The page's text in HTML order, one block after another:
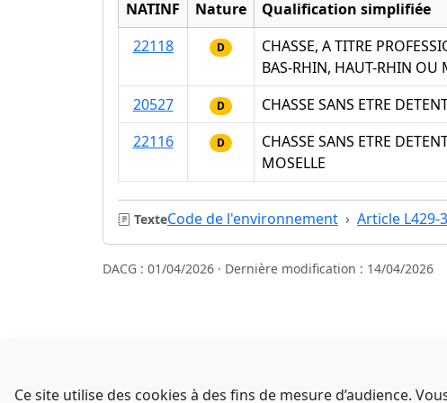
NATINF Nature
Qualification simplifiée
22118
D
CHASSE, A TITRE
BAS-RHIN, HAUT-RHIN OU
20527
D
CHASSE SANS ETRE
22116
D
CHASSE SANS ETRE
MOSELLE
TexteCode de l'environnement Article L429-
DACG : 01/04/2026 · Dernière modification : 14/04/2026
NATINFo
Ce site utilise des cookies à des fins de mesure d’audience.